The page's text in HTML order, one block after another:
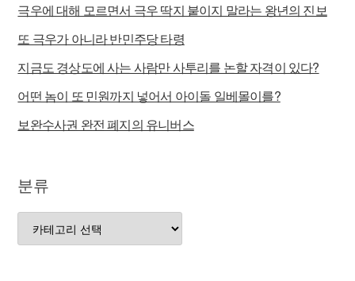
극우에 대해 모르면서 극우 딱지 붙이지 말라는 왕년의 진보
또 극우가 아니라 반민주당 타령
지금도 경상도에 사는 사람만 사투리를 논할 자격이 있다?
어떤 놈이 또 민원까지 넣어서 아이돌 일베몰이를?
보완수사권 완전 폐지의 유니버스
분류
류